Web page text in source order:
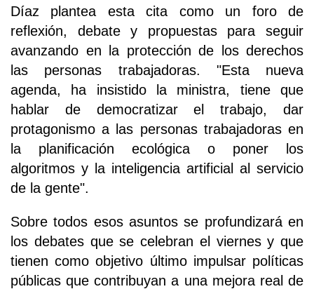
Díaz plantea esta cita como un foro de
reflexión, debate y propuestas para seguir
avanzando en la protección de los derechos
las personas trabajadoras. "Esta nueva
agenda, ha insistido la ministra, tiene que
hablar de democratizar el trabajo, dar
protagonismo a las personas trabajadoras en
la planificación ecológica o poner los
algoritmos y la inteligencia artificial al servicio
de la gente".
Sobre todos esos asuntos se profundizará en
los debates que se celebran el viernes y que
tienen como objetivo último impulsar políticas
públicas que contribuyan a una mejora real de